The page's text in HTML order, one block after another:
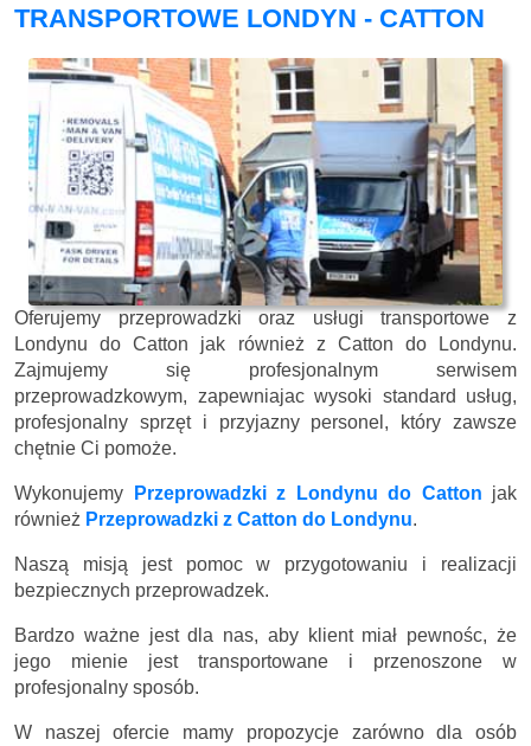
TRANSPORTOWE LONDYN - CATTON
Oferujemy przeprowadzki oraz usługi transportowe z
Londynu do Catton jak również z Catton do Londynu.
Zajmujemy się profesjonalnym serwisem
przeprowadzkowym, zapewniajac wysoki standard usług,
profesjonalny sprzęt i przyjazny personel, który zawsze
chętnie Ci pomoże.
Wykonujemy Przeprowadzki z Londynu do Catton jak
również Przeprowadzki z Catton do Londynu.
Naszą misją jest pomoc w przygotowaniu i realizacji
bezpiecznych przeprowadzek.
Bardzo ważne jest dla nas, aby klient miał pewnośc, że
jego mienie jest transportowane i przenoszone w
profesjonalny sposób.
W naszej ofercie mamy propozycje zarówno dla osób